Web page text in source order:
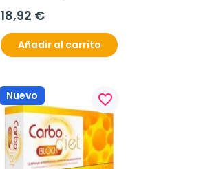
18,92 €
Añadir al carrito
Nuevo favorite_border